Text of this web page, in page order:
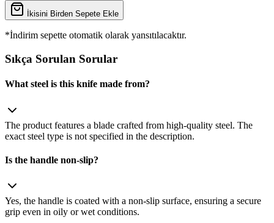
İkisini Birden Sepete Ekle
*İndirim sepette otomatik olarak yansıtılacaktır.
Sıkça Sorulan Sorular
What steel is this knife made from?
The product features a blade crafted from high‑quality steel. The
exact steel type is not specified in the description.
Is the handle non‑slip?
Yes, the handle is coated with a non‑slip surface, ensuring a secure
grip even in oily or wet conditions.